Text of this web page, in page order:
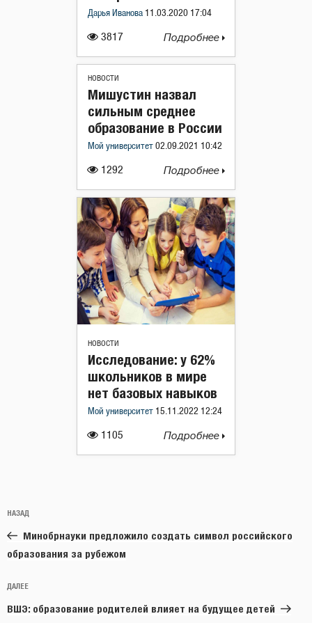
3817
Дарья Иванова 11.03.2020 17:04
Подробнее
НОВОСТИ
1292
Мишустин назвал
сильным среднее
образование в России
Мой университет 02.09.2021 10:42
Подробнее
НОВОСТИ
1105
Исследование: у 62%
школьников в мире
нет базовых навыков
Мой университет 15.11.2022 12:24
Подробнее
по
записям
Предыдущая
запись:
НАЗАД
Минобрнауки предложило создать символ российского
образования за рубежом
Следующая
запись
ДАЛЕЕ
ВШЭ: образование родителей влияет на будущее детей